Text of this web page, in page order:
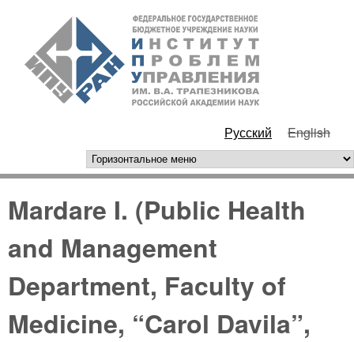
Перейти к основному
содержанию
РАН
Русский English
горизонтальное меню
Mardare I. (Public Health
and Management
Department, Faculty of
Medicine, “Carol Davila”,